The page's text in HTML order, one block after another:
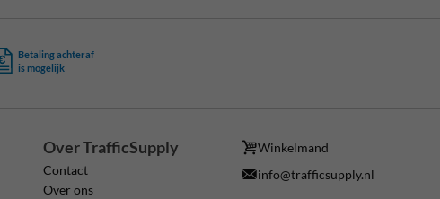
Betaling achteraf
is mogelijk
Over TrafficSupply
Contact
Over ons
Winkelmand
info@trafficsupply.nl